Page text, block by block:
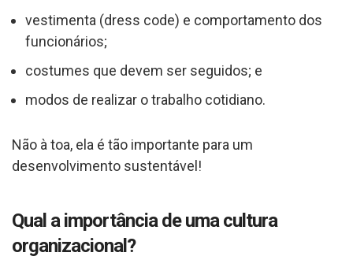
vestimenta (dress code) e comportamento dos
funcionários;
costumes que devem ser seguidos; e
modos de realizar o trabalho cotidiano.
Não à toa, ela é tão importante para um
desenvolvimento sustentável!
Qual a importância de uma cultura
organizacional?